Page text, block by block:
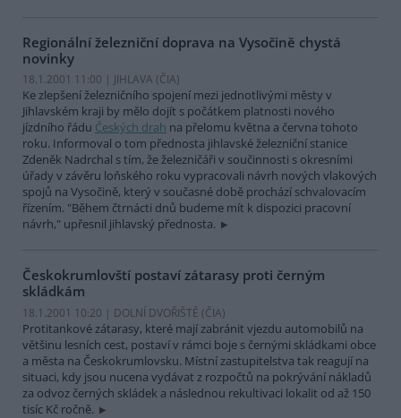
Regionální železniční doprava na Vysočině chystá
novinky
18.1.2001 11:00 | JIHLAVA (ČIA)
Ke zlepšení železničního spojení mezi jednotlivými městy v
Jihlavském kraji by mělo dojít s počátkem platnosti nového
jízdního řádu Českých drah na přelomu května a června tohoto
roku. Informoval o tom přednosta jihlavské železniční stanice
Zdeněk Nadrchal s tím, že železničáři v součinnosti s okresními
úřady v závěru loňského roku vypracovali návrh nových vlakových
spojů na Vysočině, který v současné době prochází schvalovacím
řízením. "Během čtrnácti dnů budeme mít k dispozici pracovní
návrh," upřesnil jihlavský přednosta.
Českokrumlovští postaví zátarasy proti černým
skládkám
18.1.2001 10:20 | DOLNÍ DVOŘIŠTĚ (ČIA)
Protitankové zátarasy, které mají zabránit vjezdu automobilů na
většinu lesních cest, postaví v rámci boje s černými skládkami obce
a města na Českokrumlovsku. Místní zastupitelstva tak reagují na
situaci, kdy jsou nucena vydávat z rozpočtů na pokrývání nákladů
za odvoz černých skládek a následnou rekultivaci lokalit od až 150
tisíc Kč ročně.